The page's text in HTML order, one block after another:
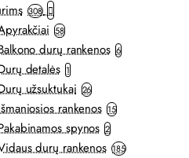
308
58
durų rankenos 6
detalės 1
užsuktukai 26
rankenos 15
spynos 2
durų rankenos 185